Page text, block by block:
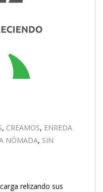
, CREAMOS, ENREDA
NÓMADA, SIN
relizando sus